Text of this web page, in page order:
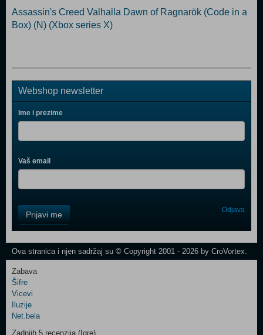
Assassin's Creed Valhalla Dawn of Ragnarök (Code in a
Box) (N) (Xbox series X)
Webshop newsletter
Ime i prezime
Vaš email
Field
One
Control
Two
Newsletter
Prijavi me Odjava
Ova stranica i njen sadržaj su © Copyright 2001 - 2026 by CroVortex.
Zabava
Šifre
Vicevi
Iluzije
Net.bela
Zadnjih 5 recenzija (Igre)